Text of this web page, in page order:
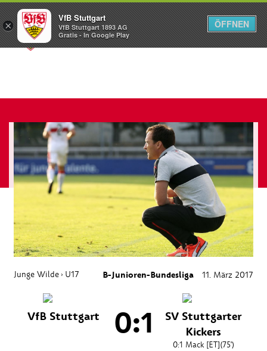
Menü
Junge Wilde › U17 B-Junioren-Bundesliga 11. März 2017
VfB Stuttgart 0:1
SV Stuttgarter
Kickers
0:1 Mack [ET](75')
×
VfB Stuttgart
VfB Stuttgart 1893 AG
Gratis - In Google Play
ÖFFNEN